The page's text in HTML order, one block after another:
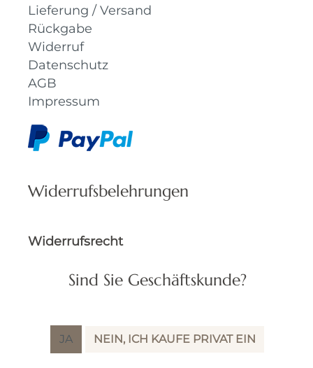
Sind Sie Geschäftskunde?
JA NEIN, ICH KAUFE PRIVAT EIN
Lieferung / Versand
Rückgabe
Widerruf
Datenschutz
AGB
Impressum
Widerrufsbelehrungen
Widerrufsrecht
Sie haben das Recht, binnen vierzehn